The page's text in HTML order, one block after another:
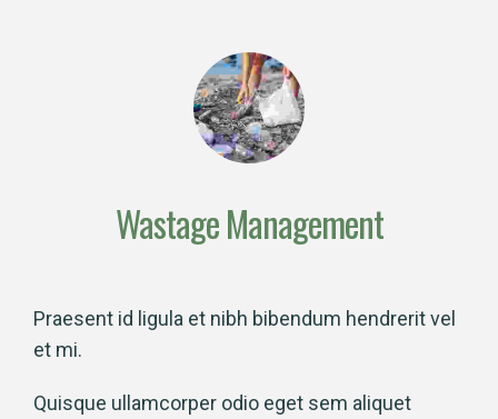
Wastage Management
Praesent id ligula et nibh bibendum hendrerit vel
et mi.
Quisque ullamcorper odio eget sem aliquet